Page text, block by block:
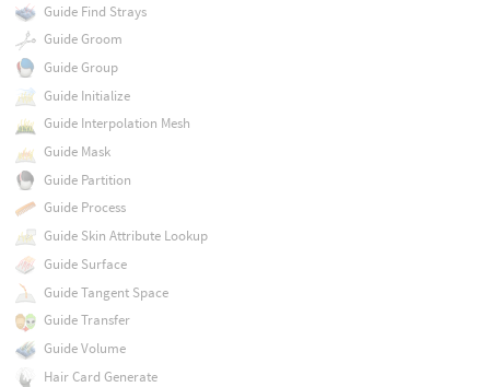
Guide Find Strays
Guide Groom
Guide Group
Guide Initialize
Guide Interpolation Mesh
Guide Mask
Guide Partition
Guide Process
Guide Skin Attribute Lookup
Guide Surface
Guide Tangent Space
Guide Transfer
Guide Volume
Hair Card Generate